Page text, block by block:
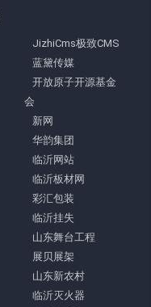
JizhiCms极致CMS
蓝黛传媒
开放原子开源基金
会
新网
华韵集团
临沂网站
临沂板材网
彩汇包装
临沂挂失
山东舞台工程
展贝展架
山东新农村
临沂灭火器